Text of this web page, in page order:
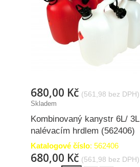
680,00 Kč (561,98 bez DPH)
Skladem
Kombinovaný kanystr 6L/
nalévacím hrdlem (562406)
Katalogové číslo: 562406
680,00 Kč (561,98 bez DPH)